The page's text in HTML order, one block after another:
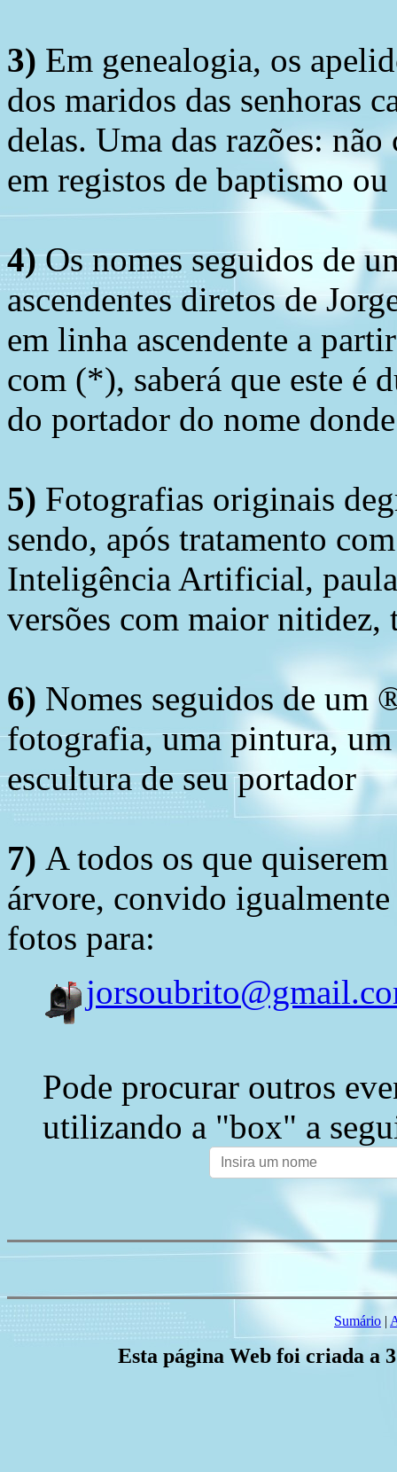
3) Em genealogia, os
dos maridos das senhoras
delas. Uma das razões:
em registos de baptismo
4)Os nomes seguidos de
ascendentes diretos de
em linha ascendente a
com (*), saberá que este é
do portador do nome
5) Fotografias originais
sendo, após tratamento
Inteligência Artificial,
versões com maior nitidez,
6) Nomes seguidos de um
fotografia, uma pintura,
escultura de seu portador
7) A todos os que
árvore, convido
fotos para:
Pode procurar outros
utilizando a "box" a
Sumário |
Esta página Web foi criada a